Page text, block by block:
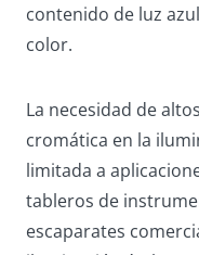
contenido de luz
color.
La necesidad de
cromática en la
limitada a
tableros de
escaparates